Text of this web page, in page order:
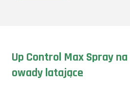
Up Control Max Spray na
owady latające